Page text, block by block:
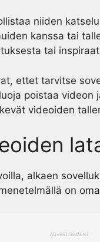
niiden
kanssa tai
tai
ettet tarvitse
poistaa videon
videoiden
alkaen
on
ADVERTISEMENT